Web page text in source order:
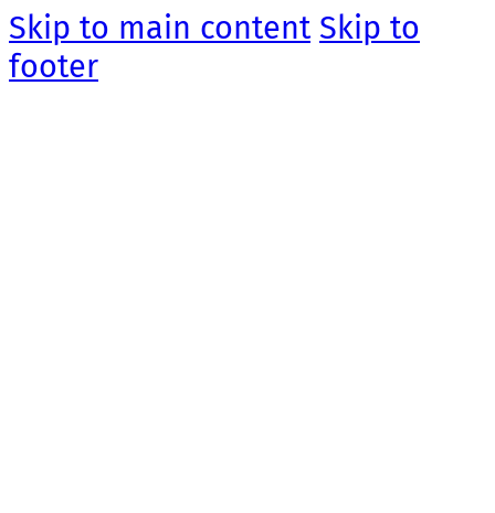
Skip to main content Skip to
footer